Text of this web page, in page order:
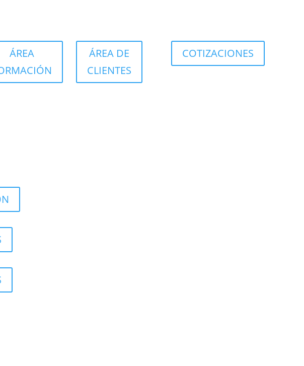
ÁREA
ÁREA DE
CLIENTES
COTIZACIONES